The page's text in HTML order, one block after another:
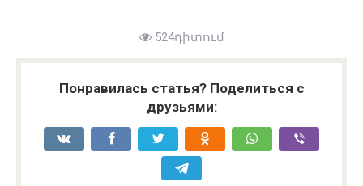
524դիտում
Понравилась статья? Поделиться с
друзьями: